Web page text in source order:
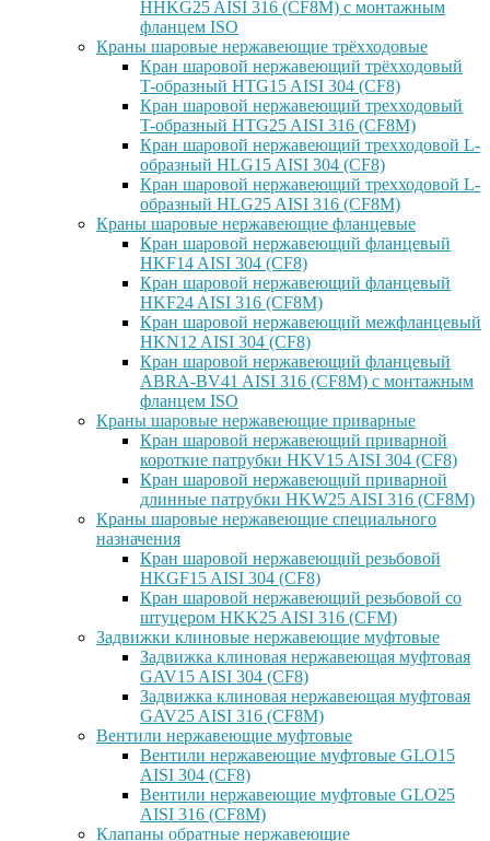
HHKG25 AISI 316 (CF8M) с монтажным
фланцем ISO
Краны шаровые нержавеющие трёхходовые
Кран шаровой нержавеющий трёхходовый
T-образный HTG15 AISI 304 (CF8)
Кран шаровой нержавеющий трехходовый
T-образный HTG25 AISI 316 (CF8M)
Кран шаровой нержавеющий трехходовой L-
образный HLG15 AISI 304 (CF8)
Кран шаровой нержавеющий трехходовой L-
образный HLG25 AISI 316 (CF8M)
Краны шаровые нержавеющие фланцевые
Кран шаровой нержавеющий фланцевый
HKF14 AISI 304 (CF8)
Кран шаровой нержавеющий фланцевый
HKF24 AISI 316 (CF8M)
Кран шаровой нержавеющий межфланцевый
HKN12 AISI 304 (CF8)
Кран шаровой нержавеющий фланцевый
ABRA-BV41 AISI 316 (CF8M) с монтажным
фланцем ISO
Краны шаровые нержавеющие приварные
Кран шаровой нержавеющий приварной
короткие патрубки HKV15 AISI 304 (CF8)
Кран шаровой нержавеющий приварной
длинные патрубки HKW25 AISI 316 (CF8M)
Краны шаровые нержавеющие специального
назначения
Кран шаровой нержавеющий резьбовой
HKGF15 AISI 304 (CF8)
Кран шаровой нержавеющий резьбовой со
штуцером HKK25 AISI 316 (CFM)
Задвижки клиновые нержавеющие муфтовые
Задвижка клиновая нержавеющая муфтовая
GAV15 AISI 304 (CF8)
Задвижка клиновая нержавеющая муфтовая
GAV25 AISI 316 (CF8M)
Вентили нержавеющие муфтовые
Вентили нержавеющие муфтовые GLO15
AISI 304 (CF8)
Вентили нержавеющие муфтовые GLO25
AISI 316 (CF8M)
Клапаны обратные нержавеющие